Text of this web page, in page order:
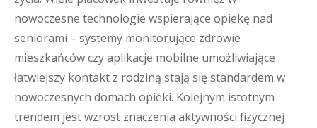
nowoczesne technologie wspierające opiekę nad
seniorami – systemy monitorujące zdrowie
mieszkańców czy aplikacje mobilne umożliwiające
łatwiejszy kontakt z rodziną stają się standardem w
nowoczesnych domach opieki. Kolejnym istotnym
trendem jest wzrost znaczenia aktywności fizycznej